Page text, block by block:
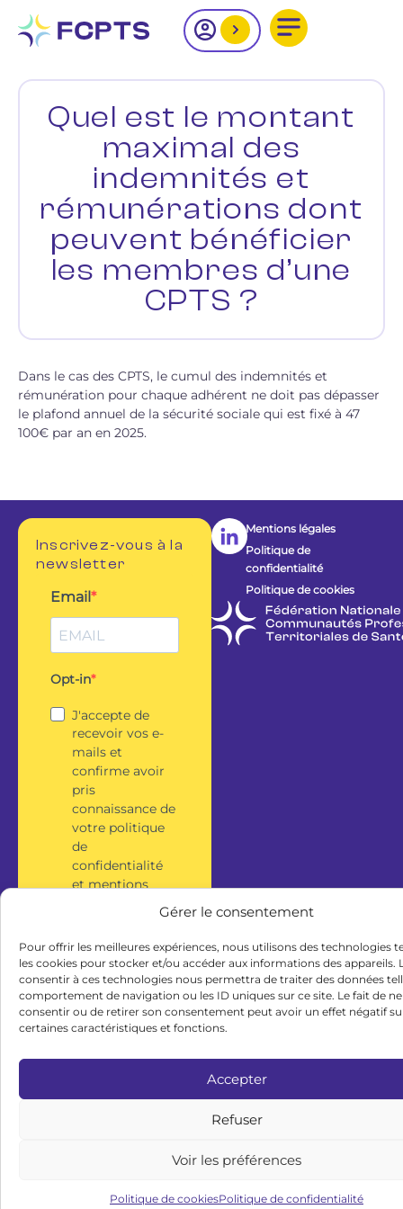
Gérer le consentement
Pour offrir les meilleures expériences, nous utilisons des technologies
les cookies pour stocker et/ou accéder aux informations des appareils.
consentir à ces technologies nous permettra de traiter des données
comportement de navigation ou les ID uniques sur ce site. Le fait de
consentir ou de retirer son consentement peut avoir un effet négatif
certaines caractéristiques et fonctions.
Accepter
Refuser
Voir les préférences
Politique de cookiesPolitique de confidentialité
Quel est le montant
maximal des
indemnités et
rémunérations dont
peuvent bénéficier
les membres d’une
CPTS ?
Dans le cas des CPTS, le cumul des indemnités et
rémunération pour chaque adhérent ne doit pas dépasser
le plafond annuel de la sécurité sociale qui est fixé à 47
100€ par an en 2025.
Mentions légales
Politique de
confidentialité
Politique de cookies
Inscrivez-vous à la
newsletter
Email
Opt-in
J'accepte de
recevoir vos e-
mails et
confirme avoir
pris
connaissance de
votre politique
de
confidentialité
et mentions
S'inscrire